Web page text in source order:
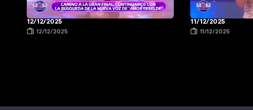
12/12/2025
12/12/2025
11/12/2025
11/12/2025